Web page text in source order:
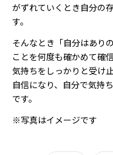
がずれていくとき自分の
す。
そんなとき「自分はあり
ことを何度も確かめて確
気持ちをしっかりと受け
自信になり、自分で気持
です。
※写真はイメージです